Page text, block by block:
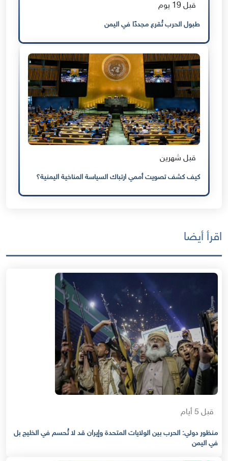
قبل 19 يوم
طبول الحرب تُقرع مجددًا في اليمن
قبل شهرين
كيف كشف تصويت أممي ارتباك السياسة المناخية اليمنية؟
اقرأ أيضا
قبل 5 أيام
منظور دولي: الحرب بين الولايات المتحدة وإيران قد لا تُحسم في الخليج بل
في اليمن